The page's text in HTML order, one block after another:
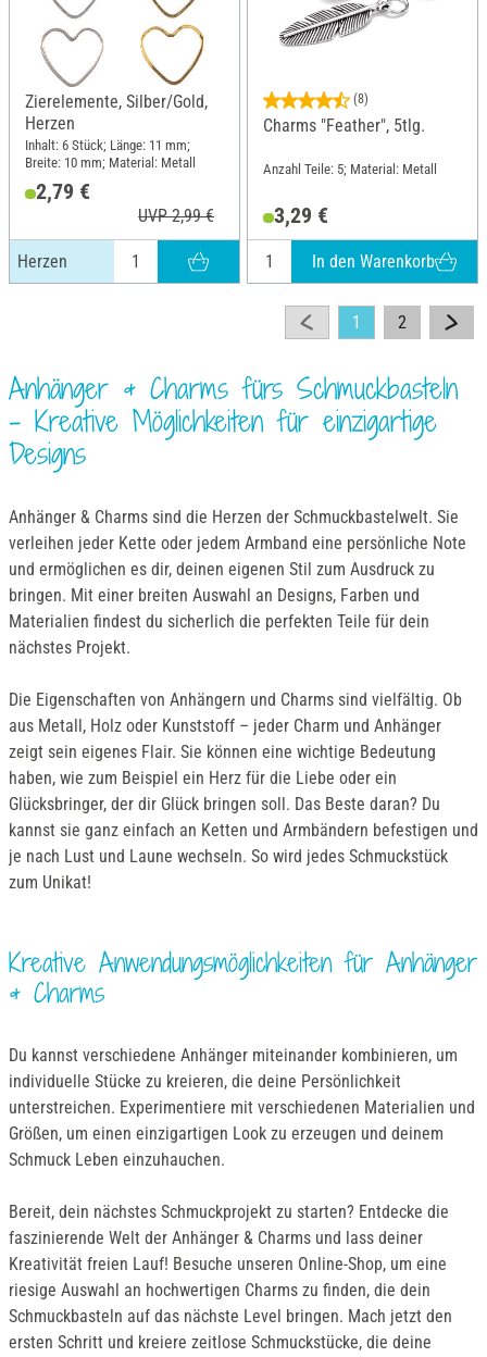
Zierelemente, Silber/Gold,
Herzen
Inhalt: 6 Stück; Länge: 11 mm;
Breite: 10 mm; Material: Metall
2,79 €
UVP 2,99 €
Herzen
(8)
Charms "Feather", 5tlg.
Anzahl Teile: 5; Material: Metall
3,29 €
In den Warenkorb
1 2
Anhänger & Charms fürs Schmuckbasteln
– Kreative Möglichkeiten für einzigartige
Designs
Anhänger & Charms sind die Herzen der Schmuckbastelwelt. Sie
verleihen jeder Kette oder jedem Armband eine persönliche Note
und ermöglichen es dir, deinen eigenen Stil zum Ausdruck zu
bringen. Mit einer breiten Auswahl an Designs, Farben und
Materialien findest du sicherlich die perfekten Teile für dein
nächstes Projekt.
Die Eigenschaften von Anhängern und Charms sind vielfältig. Ob
aus Metall, Holz oder Kunststoff – jeder Charm und Anhänger
zeigt sein eigenes Flair. Sie können eine wichtige Bedeutung
haben, wie zum Beispiel ein Herz für die Liebe oder ein
Glücksbringer, der dir Glück bringen soll. Das Beste daran? Du
kannst sie ganz einfach an Ketten und Armbändern befestigen und
je nach Lust und Laune wechseln. So wird jedes Schmuckstück
zum Unikat!
Kreative Anwendungsmöglichkeiten für Anhänger
& Charms
Du kannst verschiedene Anhänger miteinander kombinieren, um
individuelle Stücke zu kreieren, die deine Persönlichkeit
unterstreichen. Experimentiere mit verschiedenen Materialien und
Größen, um einen einzigartigen Look zu erzeugen und deinem
Schmuck Leben einzuhauchen.
Bereit, dein nächstes Schmuckprojekt zu starten? Entdecke die
faszinierende Welt der Anhänger & Charms und lass deiner
Kreativität freien Lauf! Besuche unseren Online-Shop, um eine
riesige Auswahl an hochwertigen Charms zu finden, die dein
Schmuckbasteln auf das nächste Level bringen. Mach jetzt den
ersten Schritt und kreiere zeitlose Schmuckstücke, die deine